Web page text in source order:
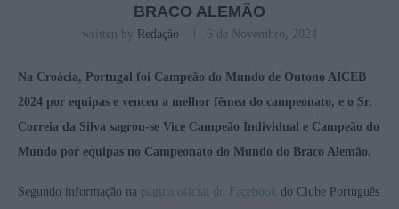
BRACO ALEMÃO
written by Redação 6 de Novembro, 2024
Na Croácia, Portugal foi Campeão do Mundo de Outono AICEB
2024 por equipas e venceu a melhor fêmea do campeonato, e o Sr.
Correia da Silva sagrou-se Vice Campeão Individual e Campeão do
Mundo por equipas no Campeonato do Mundo do Braco Alemão.
Segundo informação na página oficial do Facebook do Clube Português